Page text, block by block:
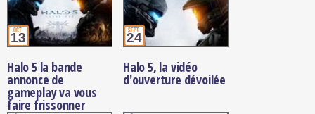
oct.
13
Halo 5 la bande
annonce de
gameplay va vous
faire frissonner
sept.
24
Halo 5, la vidéo
d'ouverture dévoilée